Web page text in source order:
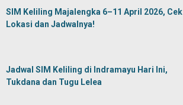
SIM Keliling Majalengka 6–11 April 2026, Cek
Lokasi dan Jadwalnya!
Jadwal SIM Keliling di Indramayu Hari Ini,
Tukdana dan Tugu Lelea